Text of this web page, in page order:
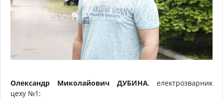
Олександр Миколайович ДУБИНА, електрозварник
цеху №1: